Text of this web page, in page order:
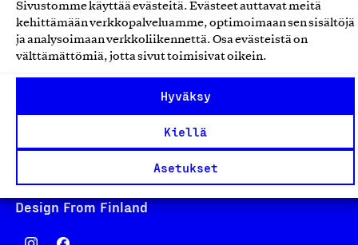
Sivustomme käyttää evästeitä. Evästeet auttavat meitä
kehittämään verkkopalveluamme, optimoimaan sen sisältöjä
ja analysoimaan verkkoliikennettä. Osa evästeistä on
välttämättömiä, jotta sivut toimisivat oikein.
Hyväksy
Kiellä
Asetukset
asiakaspalvelu@suomalainentyo.fi
laskutus@suomalainentyo.fi
Design From Finland